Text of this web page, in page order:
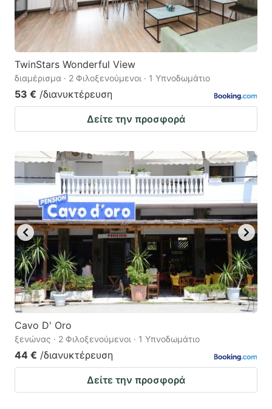
TwinStars Wonderful View
διαμέρισμα · 2 Φιλοξενούμενοι · 1 Υπνοδωμάτιο
53 € /διανυκτέρευση
Δείτε την προσφορά
Cavo D' Oro
ξενώνας · 2 Φιλοξενούμενοι · 1 Υπνοδωμάτιο
44 € /διανυκτέρευση
Δείτε την προσφορά